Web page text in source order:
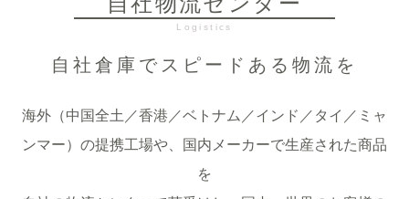
自社倉庫でスピードある物流を
海外（中国全土／香港／ベトナム／インド／タイ／ミャ
ンマー）の提携工場や、国内メーカーで生産された商品
を